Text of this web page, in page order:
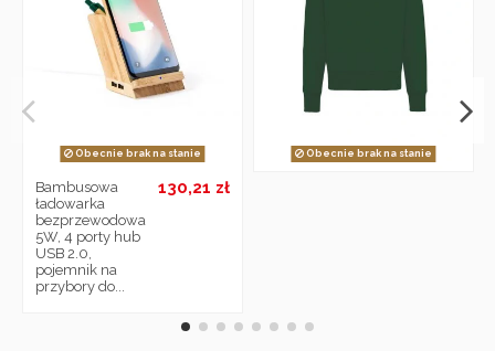
Obecnie brak na stanie
Bambusowa
ładowarka
bezprzewodowa
5W, 4 porty hub
USB 2.0,
pojemnik na
przybory do...
130,21 zł
Obecnie brak na stanie